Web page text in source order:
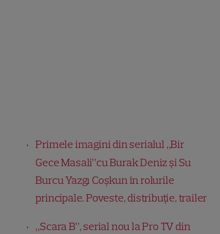
Primele imagini din serialul „Bir
Gece Masali”cu Burak Deniz și Su
Burcu Yazgı Coşkun în rolurile
principale. Poveste, distribuție, trailer
„Scara B”, serial nou la Pro TV din